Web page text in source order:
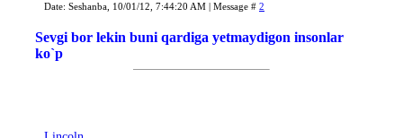
Date: Seshanba, 10/01/12, 7:44:20 AM | Message # 2
Sevgi bor lekin buni qardiga yetmaydigon insonlar
ko`p